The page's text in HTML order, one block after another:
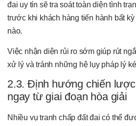
đai uy tín sẽ tra soát toàn diện tình
trước khi khách hàng tiến hành bất
nào.
Việc nhận diện rủi ro sớm giúp rút
xử lý và tránh những hệ lụy pháp lý
2.3. Định hướng chiến
ngay từ giai đoạn hòa giải
Nhiều vụ tranh chấp đất đai có thể